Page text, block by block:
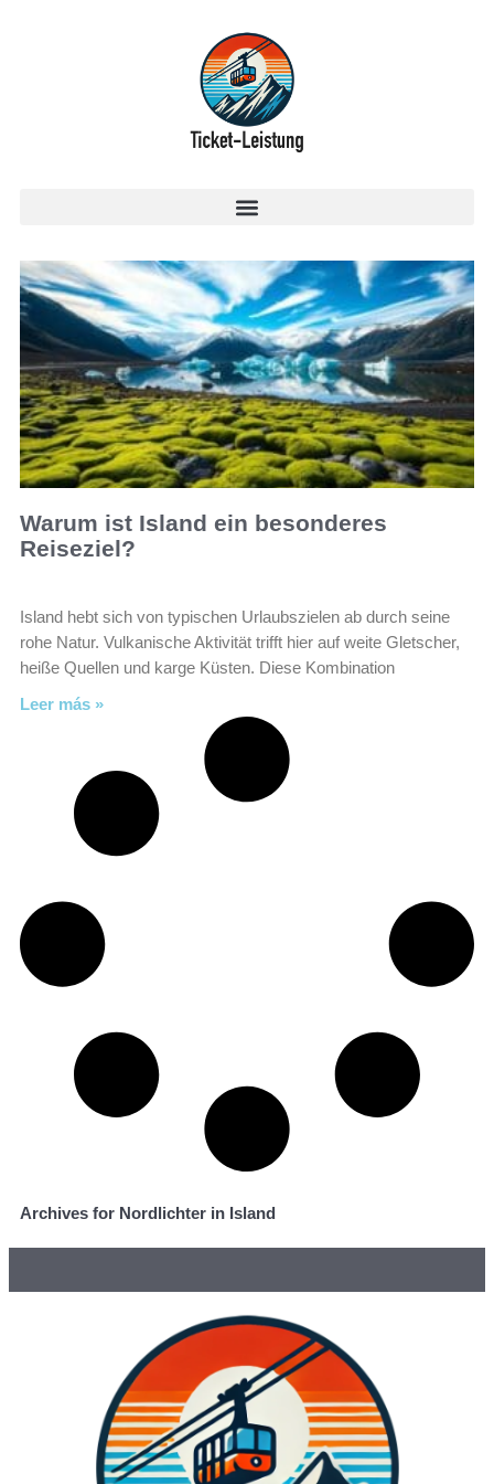
Warum ist Island ein besonderes
Reiseziel?
Island hebt sich von typischen Urlaubszielen ab durch seine
rohe Natur. Vulkanische Aktivität trifft hier auf weite Gletscher,
heiße Quellen und karge Küsten. Diese Kombination
Leer más »
Archives for Nordlichter in Island